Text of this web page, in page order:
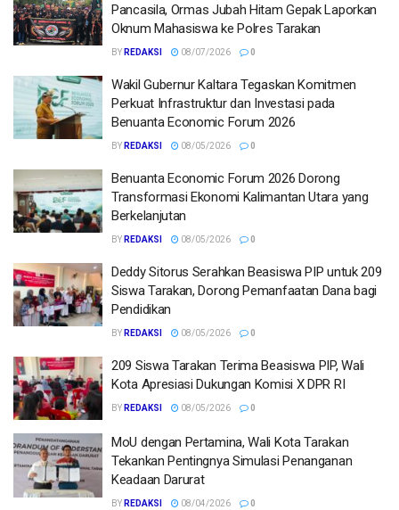
Pancasila, Ormas Jubah Hitam Gepak Laporkan
Oknum Mahasiswa ke Polres Tarakan
BY REDAKSI 08/07/2026 0
Wakil Gubernur Kaltara Tegaskan Komitmen
Perkuat Infrastruktur dan Investasi pada
Benuanta Economic Forum 2026
BY REDAKSI 08/05/2026 0
Benuanta Economic Forum 2026 Dorong
Transformasi Ekonomi Kalimantan Utara yang
Berkelanjutan
BY REDAKSI 08/05/2026 0
Deddy Sitorus Serahkan Beasiswa PIP untuk 209
Siswa Tarakan, Dorong Pemanfaatan Dana bagi
Pendidikan
BY REDAKSI 08/05/2026 0
209 Siswa Tarakan Terima Beasiswa PIP, Wali
Kota Apresiasi Dukungan Komisi X DPR RI
BY REDAKSI 08/05/2026 0
MoU dengan Pertamina, Wali Kota Tarakan
Tekankan Pentingnya Simulasi Penanganan
Keadaan Darurat
BY REDAKSI 08/04/2026 0